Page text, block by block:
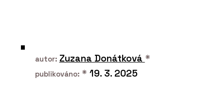
autor: Zuzana Donátková *
publikováno: * 19. 3. 2025